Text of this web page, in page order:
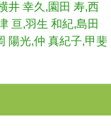
井 幸久,園田 寿,西
亘,羽生 和紀,島田
陽光,仲 真紀子,甲斐